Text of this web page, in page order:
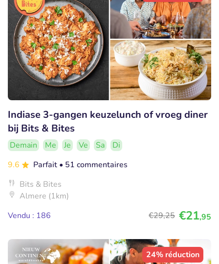
Indiase 3-gangen keuzelunch of vroeg diner
bij Bits & Bites
Demain Me Je Ve Sa
Di
9.6
Parfait • 51 commentaires
Bits & Bites
Almere (1km)
Vendu : 186
€29,25 €21,95
24% réduction